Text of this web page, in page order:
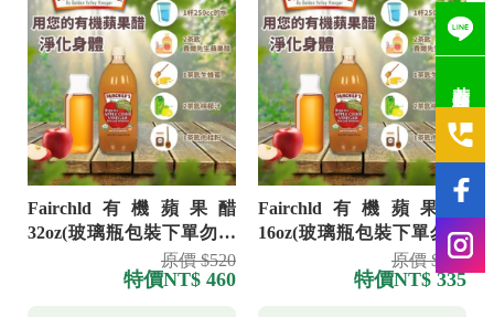
Fairchld有機蘋果醋
32oz(玻璃瓶包裝下單勿選
原價 $520
特價NT$ 460
Fairchld有機蘋果醋
16oz(玻璃瓶包裝下單勿選
原價 $350
特價NT$ 335